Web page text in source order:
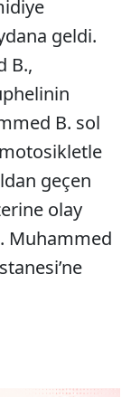
geldi.
B.,
B. sol
geçen
olay
Muhammed